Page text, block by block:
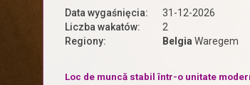
Data wygaśnięcia:
31-12-2026
Liczba wakatów:
2
Regiony:
Belgia Waregem
Loc de muncă stabil într-o unitate